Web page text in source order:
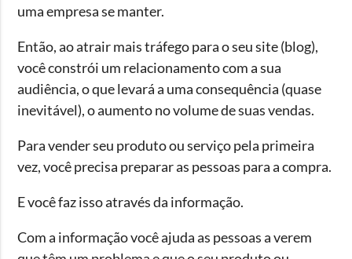
uma empresa se manter.
Então, ao atrair mais tráfego para o seu site (blog),
você constrói um relacionamento com a sua
audiência, o que levará a uma consequência (quase
inevitável), o aumento no volume de suas vendas.
Para vender seu produto ou serviço pela primeira
vez, você precisa preparar as pessoas para a compra.
E você faz isso através da informação.
Com a informação você ajuda as pessoas a verem